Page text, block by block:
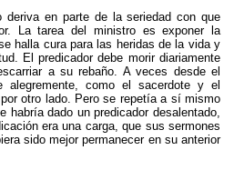
deriva en parte de la seriedad con que
La tarea del ministro es exponer la
halla cura para las heridas de la vida y
El predicador debe morir diariamente
a su rebaño. A veces desde el
alegremente, como el sacerdote y el
otro lado. Pero se repetía a sí mismo
habría dado un predicador desalentado,
era una carga, que sus sermones
sido mejor permanecer en su anterior